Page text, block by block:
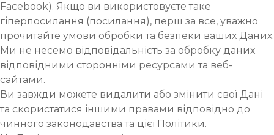
Facebook). Якщо ви використовуєте таке
гіперпосилання (посилання), перш за все, уважно
прочитайте умови обробки та безпеки ваших Даних.
Ми не несемо відповідальність за обробку даних
відповідними сторонніми ресурсами та веб-
сайтами.
Ви завжди можете видалити або змінити свої Дані
та скористатися іншими правами відповідно до
чинного законодавства та цієї Політики.